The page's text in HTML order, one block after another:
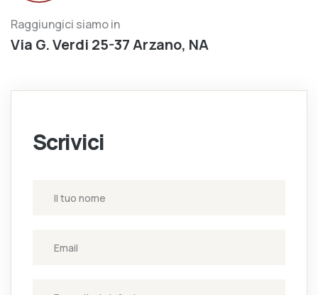
Raggiungici siamo in
Via G. Verdi 25-37 Arzano, NA
Scrivici